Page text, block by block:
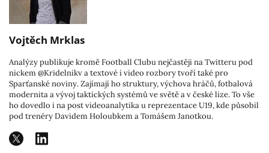
Vojtěch Mrklas
Analýzy publikuje kromě Football Clubu nejčastěji na Twitteru pod
nickem @Kridelnikv a textové i video rozbory tvoří také pro
Sparťanské noviny. Zajímají ho struktury, výchova hráčů, fotbalová
modernita a vývoj taktických systémů ve světě a v české lize. To vše
ho dovedlo i na post videoanalytika u reprezentace U19, kde působil
pod trenéry Davidem Holoubkem a Tomášem Janotkou.